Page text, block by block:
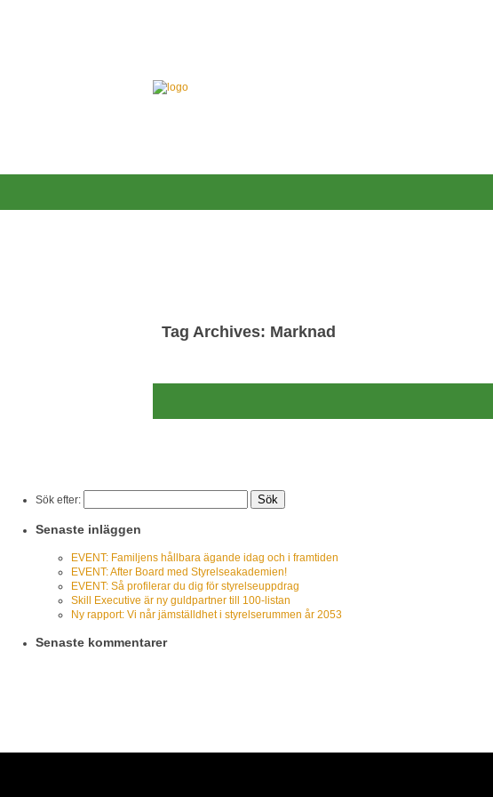
Tag Archives: Marknad
Sök efter:
Senaste inläggen
EVENT: Familjens hållbara ägande idag och i framtiden
EVENT: After Board med Styrelseakademien!
EVENT: Så profilerar du dig för styrelseuppdrag
Skill Executive är ny guldpartner till 100-listan
Ny rapport: Vi når jämställdhet i styrelserummen år 2053
Senaste kommentarer